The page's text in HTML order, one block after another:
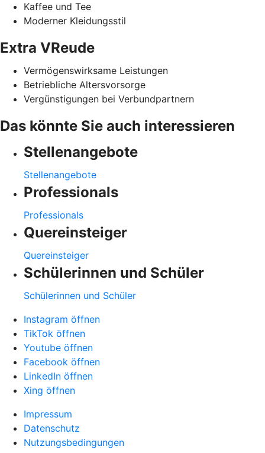
Kaffee und Tee
Moderner Kleidungsstil
Extra VReude
Vermögenswirksame Leistungen
Betriebliche Altersvorsorge
Vergünstigungen bei Verbundpartnern
Das könnte Sie auch interessieren
Stellenangebote
Stellenangebote
Professionals
Professionals
Quereinsteiger
Quereinsteiger
Schülerinnen und Schüler
Schülerinnen und Schüler
Instagram öffnen
TikTok öffnen
Youtube öffnen
Facebook öffnen
LinkedIn öffnen
Xing öffnen
Impressum
Datenschutz
Nutzungsbedingungen